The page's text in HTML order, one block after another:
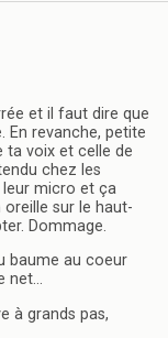
et il faut dire que
En revanche, petite
ta voix et celle de
chez les
leur micro et ça
sur le haut-
Dommage.
baume au coeur
net…
à grands pas,